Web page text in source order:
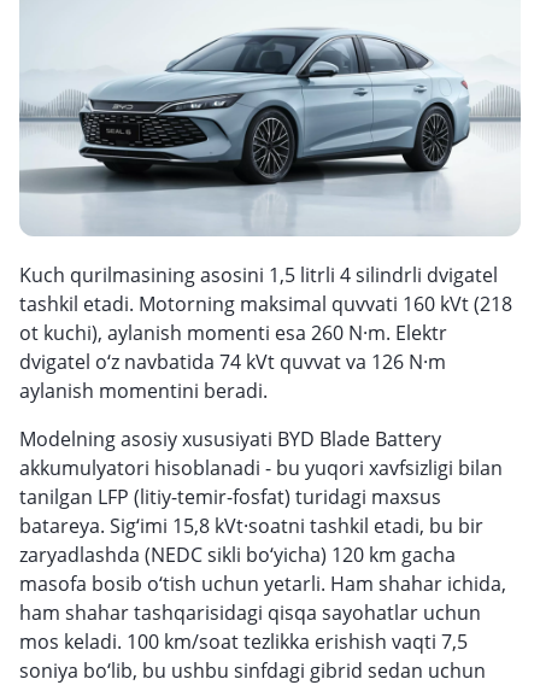
Kuch qurilmasining asosini 1,5 litrli 4 silindrli dvigatel
tashkil etadi. Motorning maksimal quvvati 160 kVt (218
ot kuchi), aylanish momenti esa 260 N·m. Elektr
dvigatel o‘z navbatida 74 kVt quvvat va 126 N·m
aylanish momentini beradi.
Modelning asosiy xususiyati BYD Blade Battery
akkumulyatori hisoblanadi - bu yuqori xavfsizligi bilan
tanilgan LFP (litiy-temir-fosfat) turidagi maxsus
batareya. Sig‘imi 15,8 kVt·soatni tashkil etadi, bu bir
zaryadlashda (NEDC sikli bo‘yicha) 120 km gacha
masofa bosib o‘tish uchun yetarli. Ham shahar ichida,
ham shahar tashqarisidagi qisqa sayohatlar uchun
mos keladi. 100 km/soat tezlikka erishish vaqti 7,5
soniya bo‘lib, bu ushbu sinfdagi gibrid sedan uchun